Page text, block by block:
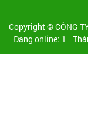
Copyright © CÔNG
Đang online: 1